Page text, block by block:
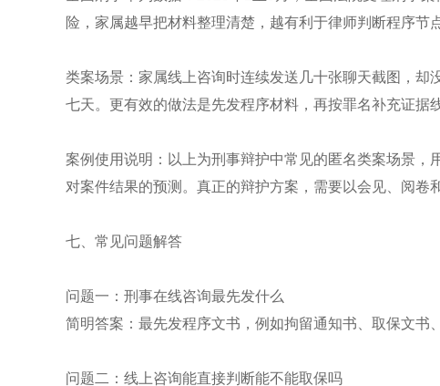
险，家属越早把材料整理清楚，越有利于律师判断程序节点
类案场景：家属线上咨询时连续发送几十张聊天截图，
七天。更有效的做法是先发程序材料，再按罪名补充证据
案例使用说明：以上为刑事辩护中常见的匿名类案场景
对案件结果的预测。真正的辩护方案，需要以会见、阅卷
七、常见问题解答
问题一：刑事在线咨询最先发什么
简明答案：最先发程序文书，例如拘留通知书、取保文书
问题二：线上咨询能直接判断能不能取保吗